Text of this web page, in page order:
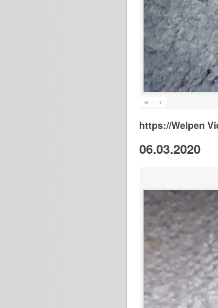
« ‹
https://Welpen
06.03.2020